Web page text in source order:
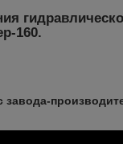
160.
завода-